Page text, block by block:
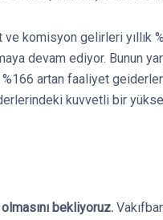
ve komisyon gelirleri yıllık
devam ediyor. Bunun
artan faaliyet
kuvvetli bir
bekliyoruz.